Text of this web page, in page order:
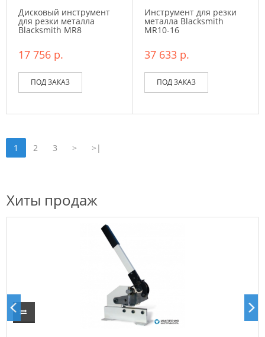
Дисковый инструмент
для резки металла
Blacksmith MR8
17 756 р.
ПОД ЗАКАЗ
Инструмент для резки
металла Blacksmith
MR10-16
37 633 р.
ПОД ЗАКАЗ
1 2 3 > >|
Хиты продаж